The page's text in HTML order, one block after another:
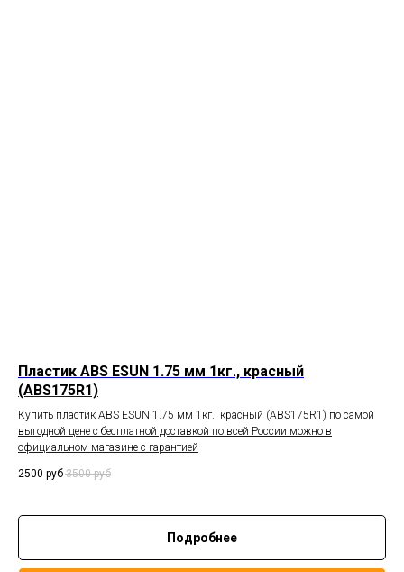
Пластик ABS ESUN 1.75 мм 1кг., красный
(ABS175R1)
Купить пластик ABS ESUN 1.75 мм 1кг., красный (ABS175R1) по самой
выгодной цене с бесплатной доставкой по всей России можно в
официальном магазине с гарантией
2500 руб 3500 руб
Подробнее